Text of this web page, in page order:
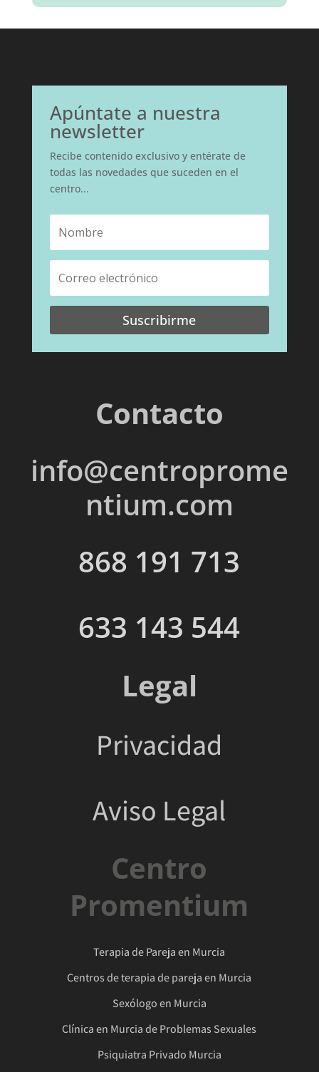
Apúntate a nuestra
newsletter
Recibe contenido exclusivo y entérate de
todas las novedades que suceden en el
centro...
Suscribirme
Contacto
info@centroprome
ntium.com
868 191 713
633 143 544
Legal
Privacidad
Aviso Legal
Centro
Promentium
Terapia de Pareja en Murcia
Centros de terapia de pareja en Murcia
Sexólogo en Murcia
Clínica en Murcia de Problemas Sexuales
Psiquiatra Privado Murcia